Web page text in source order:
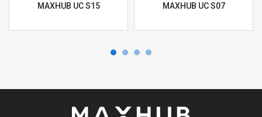
MAXHUB UC S15
MAXHUB UC S07